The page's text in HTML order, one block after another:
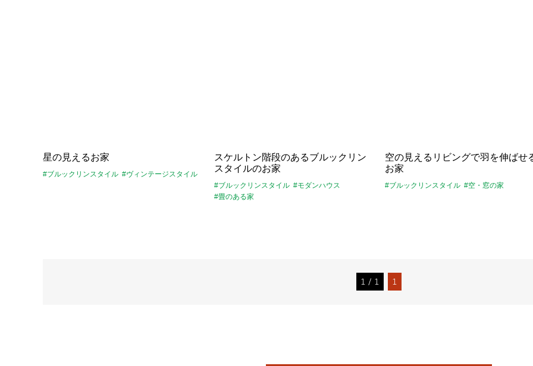
星の見えるお家
#ブルックリンスタイル #ヴィンテージスタイル
スケルトン階段のあるブルックリン
スタイルのお家
#ブルックリンスタイル #モダンハウス
#畳のある家
空の見えるリビングで羽を伸ばせ
お家
#ブルックリンスタイル #空・窓の家
1 / 1 1